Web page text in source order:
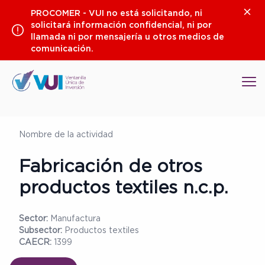
contenido
PROCOMER - VUI no está solicitando, ni
solicitará información confidencial, ni por
llamada ni por mensajería u otros medios de
comunicación.
Nombre de la actividad
Fabricación de otros
productos textiles n.c.p.
Sector: Manufactura
Subsector: Productos textiles
CAECR: 1399